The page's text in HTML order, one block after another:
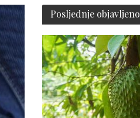
Posljednje objavljeno